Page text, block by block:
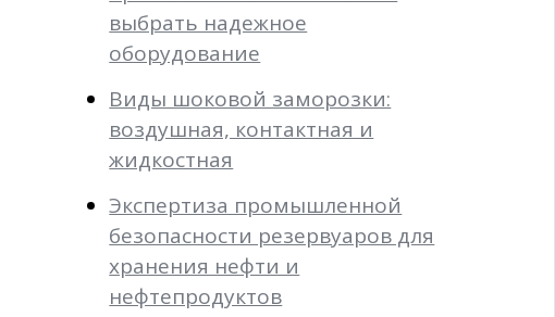
выбрать надежное
оборудование
Виды шоковой заморозки:
воздушная, контактная и
жидкостная
Экспертиза промышленной
безопасности резервуаров для
хранения нефти и
нефтепродуктов